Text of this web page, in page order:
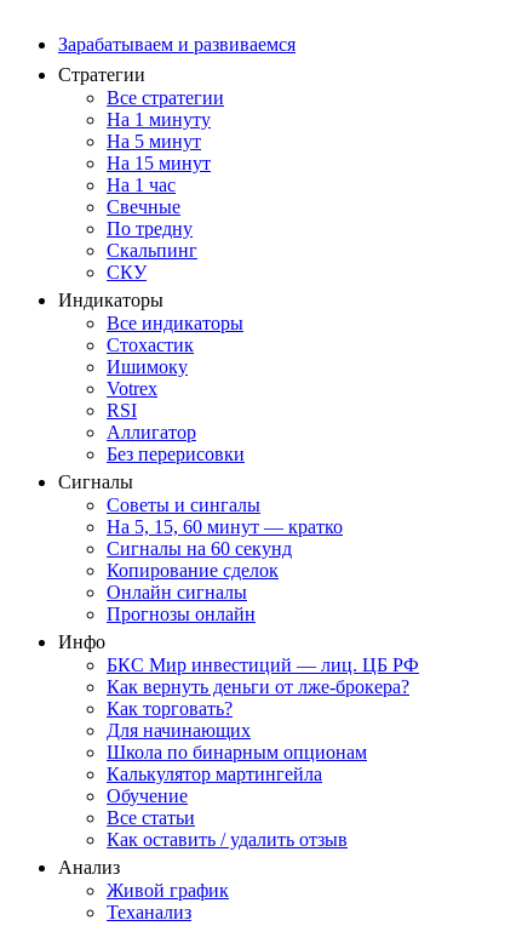
Зарабатываем и развиваемся
Стратегии
Все стратегии
На 1 минуту
На 5 минут
На 15 минут
На 1 час
Свечные
По тредну
Скальпинг
СКУ
Индикаторы
Все индикаторы
Стохастик
Ишимоку
Votrex
RSI
Аллигатор
Без перерисовки
Сигналы
Советы и сингалы
На 5, 15, 60 минут — кратко
Сигналы на 60 секунд
Копирование сделок
Онлайн сигналы
Прогнозы онлайн
Инфо
БКС Мир инвестиций — лиц. ЦБ РФ
Как вернуть деньги от лже-брокера?
Как торговать?
Для начинающих
Школа по бинарным опционам
Калькулятор мартингейла
Обучение
Все статьи
Как оставить / удалить отзыв
Анализ
Живой график
Теханализ